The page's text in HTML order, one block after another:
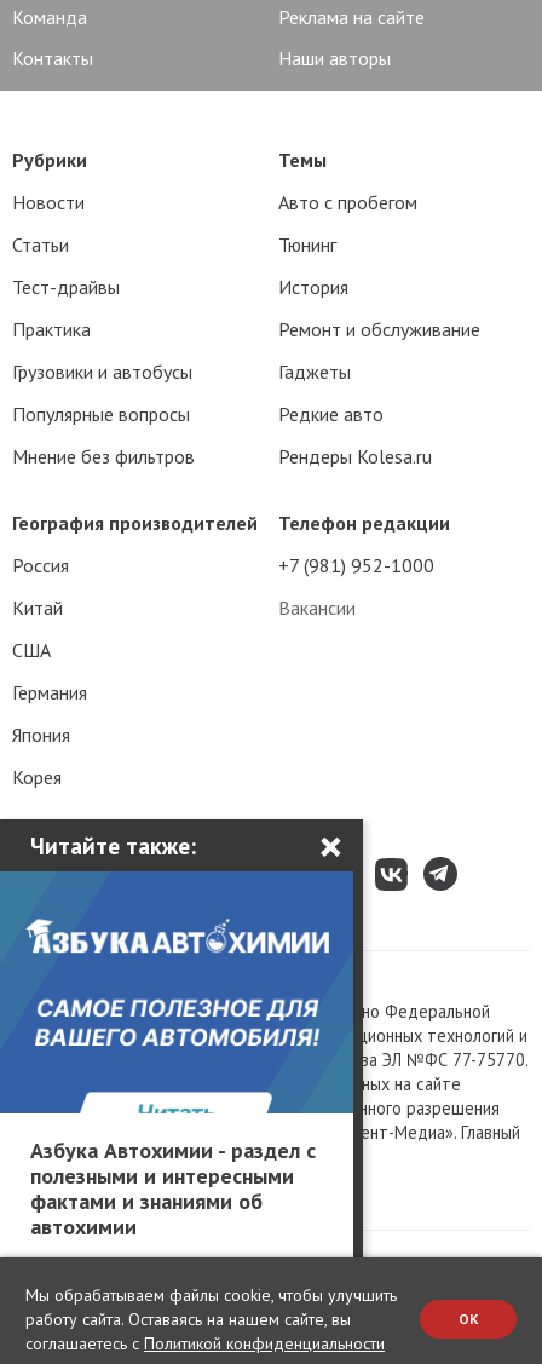
Читайте также: ×
Азбука Автохимии - раздел с
полезными и интересными
фактами и знаниями об
автохимии
Команда
Реклама на сайте
Контакты
Наши авторы
Телефон редакции
+7 (981) 952-1000
Вакансии
Рубрики
Новости
Статьи
Тест-драйвы
Практика
Грузовики и автобусы
Популярные вопросы
Мнение без фильтров
Темы
Авто с пробегом
Тюнинг
История
Ремонт и обслуживание
Гаджеты
Редкие авто
Рендеры Kolesa.ru
География производителей
Россия
Китай
США
Германия
Япония
Корея
Сетевое издание «Kolesa.ru», зарегистрировано Федеральной
службой по надзору в сфере связи, информационных технологий и
массовых коммуникаций, номер свидетельства ЭЛ №ФС 77-75770.
Любое использование материалов, размещенных на сайте
www.kolesa.ru, допускается только с письменного разрешения
правообладателя. Учредитель ООО «Президент-Медиа». Главный
редактор Баландин М.А. 0+
Политика конфиденциальности
Мы обрабатываем файлы cookie, чтобы улучшить
работу сайта. Оставаясь на нашем сайте, вы
соглашаетесь с Политикой конфиденциальности
OK